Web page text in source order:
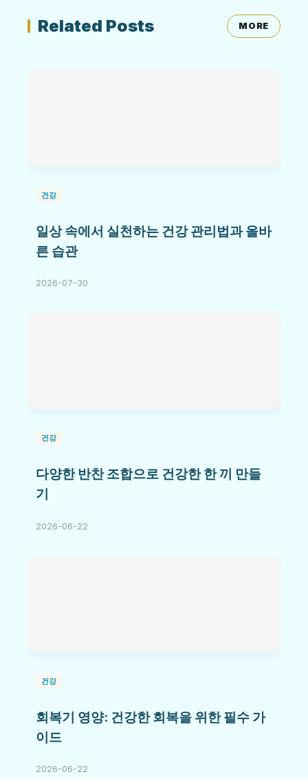
Related Posts MORE
건강
일상 속에서 실천하는 건강 관리법과 올바
른 습관
2026-07-30
건강
다양한 반찬 조합으로 건강한 한 끼 만들
기
2026-06-22
건강
회복기 영양: 건강한 회복을 위한 필수 가
이드
2026-06-22